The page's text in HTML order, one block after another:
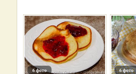
6 фото
6 фото